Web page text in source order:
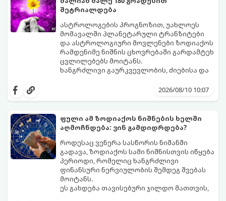
შეტრიალდება
ასტროლოგების პროგნოზით, უახლოეს
მომავალში პლანეტარული ტრანზიტები
და ასტროლოგიური მოვლენები ზოდიაქოს
რამდენიმე ნიშნის ცხოვრებაში გარდამტეხ
ცვლილებებს მოიტანს.
ხანგრძლივი გაურკვევლობის, ძიებისა და
პერიოდი, როდესაც მოვლენები ელვის
შესაძლებლობებით ჩაანაცვლებს.
აი, ზოდიაქოს ის იღბლიანი ნიშნები,
რომელთა ცხოვრებაც უახლოეს ხანში
რადიკალურად შეიცვლება:
2026/08/10 10:07
ფული ამ ზოდიაქოს ნიშნების ხელში
აღმოჩნდება: ვინ გამდიდრდება?
როდესაც ვენერა სასწორის ნიშანში
გადავა, ზოდიაქოს სამი ნიშნისთვის იწყება
პერიოდი, რომელიც ხანგრძლივი
ფინანსური ნერვიულობის შემდეგ შვებას
მოიტანს.
ეს გახდება თავისებური ჯილდო მათთვის,